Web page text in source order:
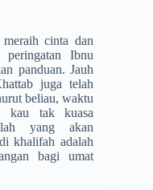
cinta dan
Ibnu
panduan. Jauh
juga telah
beliau, waktu
kau tak kuasa
yang akan
khalifah adalah
bagi umat